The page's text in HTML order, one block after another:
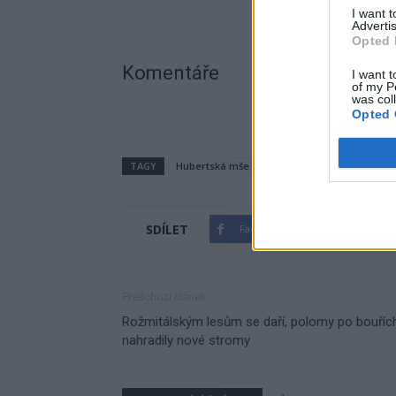
I want
Opted
I want
of my
was
Opted
Komentáře
TAGY Hubertská mše Petrovice u Sedlčan
SDÍLET Facebook
Rožmitálským lesům se daří, polomy po
nahradily nové stromy